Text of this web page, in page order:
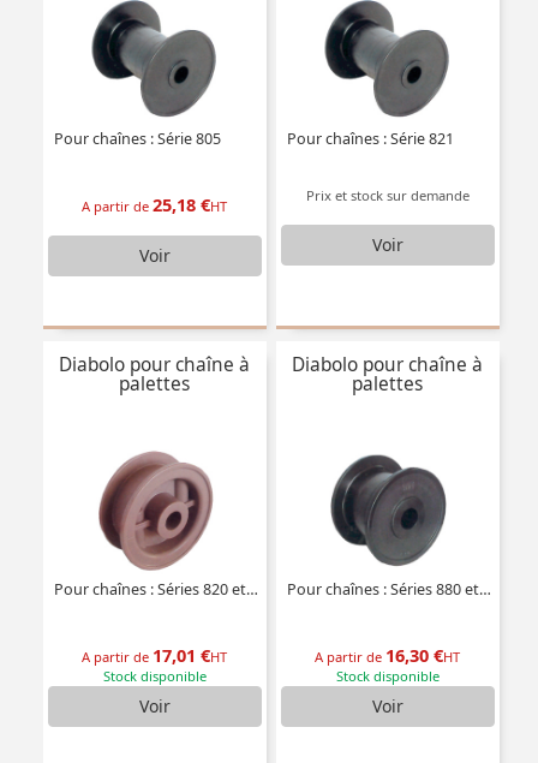
Pour chaînes : Série 805
A partir de25,18 €HT
Voir
Pour chaînes : Série 821
Prix et stock sur demande
Voir
Diabolo pour chaîne à
palettes
Pour chaînes : Séries 820 et 815
A partir de 17,01 €HT
Stock disponible
Voir
Diabolo pour chaîne à
palettes
Pour chaînes : Séries 880 et 881
A partir de 16,30 €HT
Stock disponible
Voir